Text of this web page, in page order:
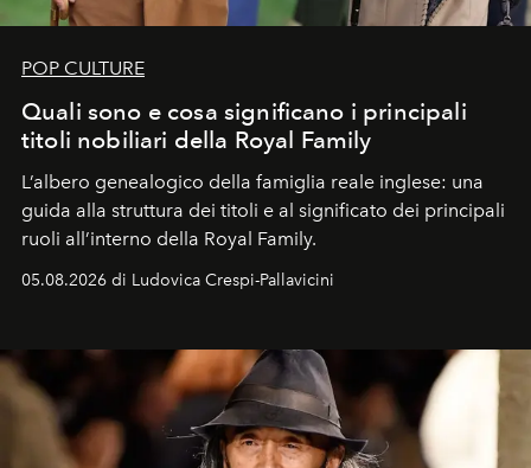
POP CULTURE
Quali sono e cosa significano i principali
titoli nobiliari della Royal Family
L’albero genealogico della famiglia reale inglese: una
guida alla struttura dei titoli e al significato dei principali
ruoli all’interno della Royal Family.
05.08.2026 di Ludovica Crespi-Pallavicini